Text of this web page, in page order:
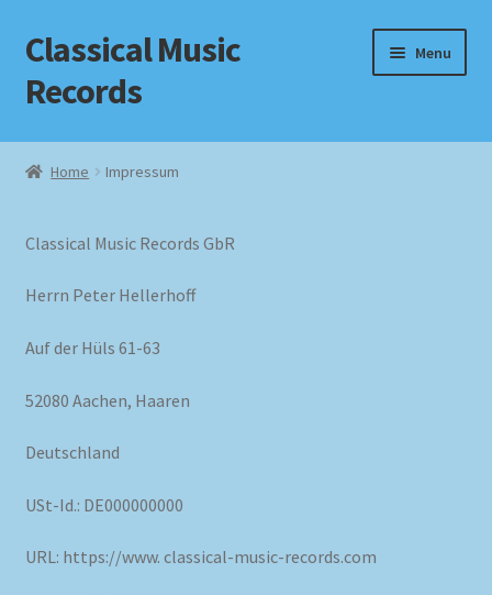
Skip
to
navigation
Skip
to
content
Classical Music
Records
Menu
Home
Checkout
My account
Home Impressum
Classical Music Records GbR
Herrn Peter Hellerhoff
Auf der Hüls 61-63
52080 Aachen, Haaren
Deutschland
USt-Id.: DE000000000
URL: https://www. classical-music-records.com